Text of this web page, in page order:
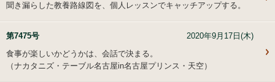
聞き漏らした教養路線図を、個人レッスンでキャッチアップする。
第7475号
2020年9月17日(木)
食事が楽しいかどうかは、会話で決まる。
（ナカタニズ・テーブル名古屋in名古屋プリンス・天空）